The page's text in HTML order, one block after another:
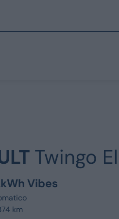
€ 35.000Twingo
Vibes
km